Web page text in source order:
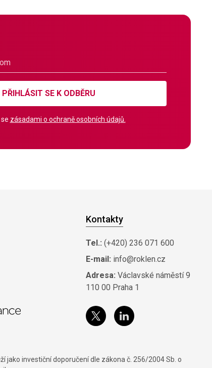
PŘIHLÁSIT SE K ODBĚRU
zásadami o ochraně osobních údajů.
Kontakty
Tel.: (+420) 236 071 600
E-mail: info@roklen.cz
Adresa: Václavské náměstí 9
110 00 Praha 1
jako investiční doporučení dle zákona č. 256/2004 Sb. o